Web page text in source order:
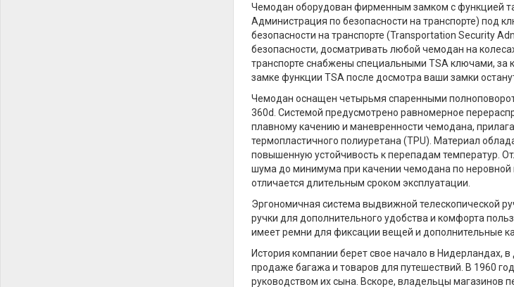
Чемодан оборудован фирменным замком с функцией
Администрация по безопасности на транспорте) под
безопасности на транспорте (Transportation Security
безопасности, досматривать любой чемодан на
транспорте снабжены специальными TSA ключами, за
замке функции TSA после досмотра ваши замки
Чемодан оснащен четырьмя спаренными
360d. Системой предусмотрено равномерное
плавному качению и маневренности чемодана,
термопластичного полиуретана (TPU). Материал
повышенную устойчивость к перепадам температур.
шума до минимума при качении чемодана по неровной
отличается длительным сроком эксплуатации.
Эргономичная система выдвижной телескопической
ручки для дополнительного удобства и комфорта
имеет ремни для фиксации вещей и дополнительные
История компании берет свое начало в Нидерландах,
продаже багажа и товаров для путешествий. В 1960
руководством их сына. Вскоре, владельцы магазинов